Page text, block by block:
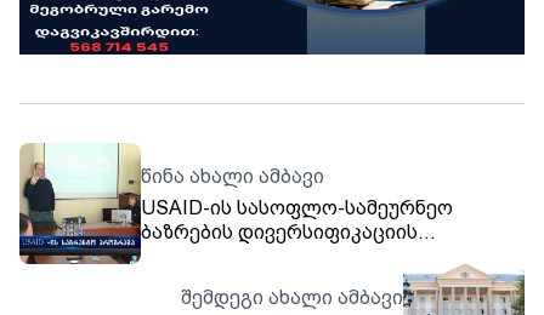
წინა ახალი ამბავი
USAID-ის სასოფლო-სამეურნეო
ბაზრების დივერსიფიკაციის
შემდეგი ახალი ამბავი